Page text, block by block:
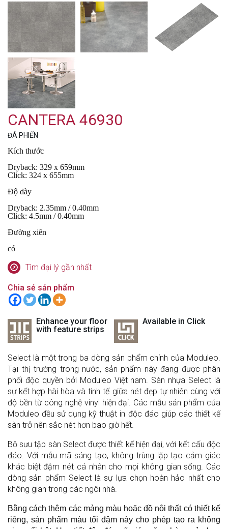
CANTERA 46930
ĐÁ PHIẾN
Kích thước
Dryback: 329 x 659mm
Click: 324 x 655mm
Độ dày
Dryback: 2.35mm / 0.40mm
Click: 4.5mm / 0.40mm
Đường xiên
có
Tìm đại lý gần nhất
Chia sẻ sản phẩm
Enhance your floor
with feature strips
Available in Click
Select là một trong ba dòng sản phẩm chính của Moduleo.
Tại thị trường trong nước, sản phẩm này đang được phân
phối độc quyền bởi Moduleo Việt nam. Sàn nhựa Select là
sự kết hợp hài hòa và tinh tế giữa nét đẹp tự nhiên cùng với
độ bền từ công nghệ vinyl hiện đại. Các mẫu sản phẩm của
Moduleo đều sử dụng kỹ thuật in độc đáo giúp các thiết kế
sàn trở nên sắc nét hơn bao giờ hết.
Bộ sưu tập sàn Select được thiết kế hiện đại, với kết cấu độc
đáo. Với mẫu mã sáng tạo, không trùng lặp tạo cảm giác
khác biệt đậm nét cá nhân cho mọi không gian sống. Các
dòng sản phẩm Select là sự lựa chọn hoàn hảo nhất cho
không gian trong các ngôi nhà.
Bằng cách thêm các mảng màu hoặc đồ nội thất có thiết kế
riêng, sản phẩm màu tối đậm này cho phép tạo ra không